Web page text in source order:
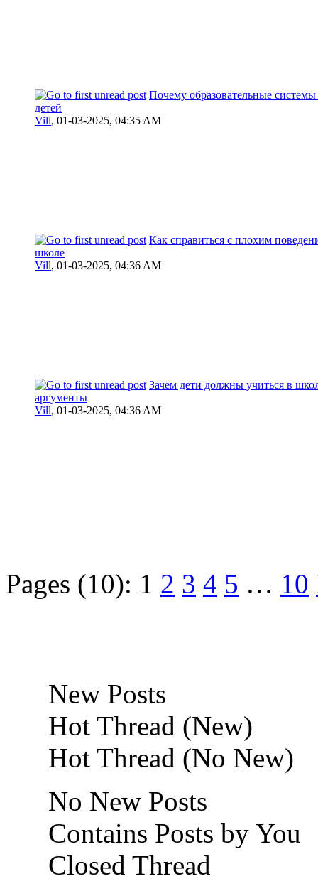
Почему образовательные системы
детей
Vill, 01-03-2025, 04:35 AM
Как справиться с плохим
школе
Vill, 01-03-2025, 04:36 AM
Зачем дети должны учиться в
аргументы
Vill, 01-03-2025, 04:36 AM
Pages (10): 1 2 3 4 5 … 10
New Posts
Hot Thread (New)
Hot Thread (No New)
No New Posts
Contains Posts by You
Closed Thread